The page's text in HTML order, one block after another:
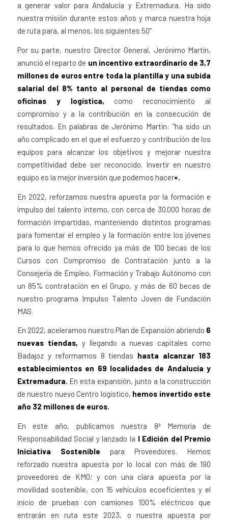
a generar valor para Andalucía y Extremadura. Ha sido
nuestra misión durante estos años y marca nuestra hoja
de ruta para, al menos, los siguientes 50”
Por su parte, nuestro Director General, Jerónimo Martín,
anunció el reparto de un incentivo extraordinario de 3,7
millones de euros entre toda la plantilla y una subida
salarial del 8% tanto al personal de tiendas como
oficinas y logística, como reconocimiento al
compromiso y a la contribución en la consecución de
resultados. En palabras de Jerónimo Martín: “ha sido un
año complicado en el que el esfuerzo y contribución de los
equipos para alcanzar los objetivos y mejorar nuestra
competitividad debe ser reconocido. Invertir en nuestro
equipo es la mejor inversión que podemos hacer«.
En 2022, reforzamos nuestra apuesta por la formación e
impulso del talento interno, con cerca de 30.000 horas de
formación impartidas, manteniendo distintos programas
para fomentar el empleo y la formación entre los jóvenes
para lo que hemos ofrecido ya más de 100 becas de los
Cursos con Compromiso de Contratación junto a la
Consejería de Empleo, Formación y Trabajo Autónomo con
un 85% contratación en el Grupo, y más de 60 becas de
nuestro programa Impulso Talento Joven de Fundación
MAS.
En 2022, aceleramos nuestro Plan de Expansión abriendo 6
nuevas tiendas, y llegando a nuevas capitales como
Badajoz y reformamos 8 tiendas hasta alcanzar 183
establecimientos en 69 localidades de Andalucía y
Extremadura. En esta expansión, junto a la construcción
de nuestro nuevo Centro logístico, hemos invertido este
año 32 millones de euros.
En este año, publicamos nuestra 8ª Memoria de
Responsabilidad Social y lanzado la I Edición del Premio
Iniciativa Sostenible para Proveedores. Hemos
reforzado nuestra apuesta por lo local con más de 190
proveedores de KM0; y con una clara apuesta por la
movilidad sostenible, con 15 vehículos ecoeficientes y el
inicio de pruebas con camiones 100% eléctricos que
entrarán en ruta este 2023, o nuestra apuesta por